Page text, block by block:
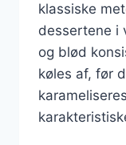
klassiske
dessertene i
og blød
køles af, før